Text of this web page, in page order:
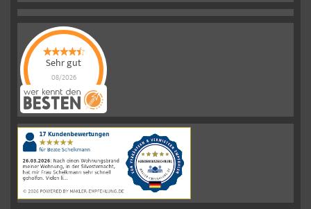
Sehr gut
08/2026
Schelkmann
Immobilienhat
|110Schelkmann
ImmobilienBewertungen
auf
werkenntdenBESTEN.de